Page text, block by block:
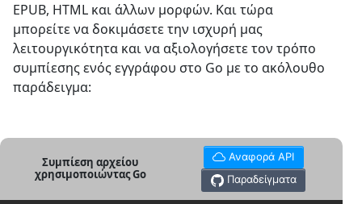
EPUB, HTML και άλλων μορφών. Και τώρα
μπορείτε να δοκιμάσετε την ισχυρή μας
λειτουργικότητα και να αξιολογήσετε τον τρόπο
συμπίεσης ενός εγγράφου στο Go με το ακόλουθο
παράδειγμα:
Συμπίεση αρχείου
χρησιμοποιώντας Go
Αναφορά API
Παραδείγματα